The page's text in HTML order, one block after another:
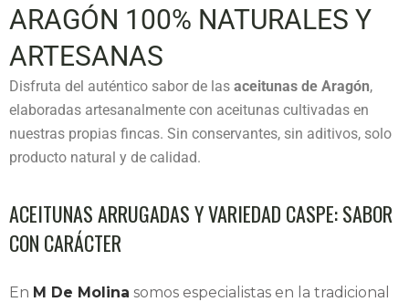
ARAGÓN 100% NATURALES Y
ARTESANAS
Disfruta del auténtico sabor de las aceitunas de Aragón,
elaboradas artesanalmente con aceitunas cultivadas en
nuestras propias fincas. Sin conservantes, sin aditivos, solo
producto natural y de calidad.
ACEITUNAS ARRUGADAS Y VARIEDAD CASPE: SABOR
CON CARÁCTER
En M De Molina somos especialistas en la tradicional